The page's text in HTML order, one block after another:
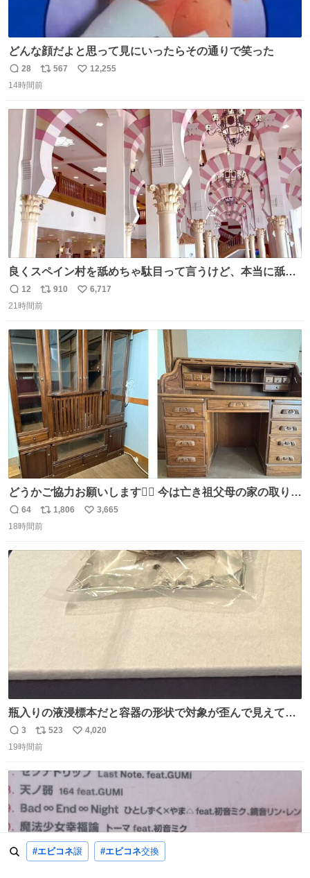
#エビコネ譲 #エビコネ交換
どんな顔だよと思って見にいったらその通りで笑った
返
信
28
リ
ポ
ト
数
567
い
12,255
14時間前
良くスペイン村を舐めちゃ駄目って言うけど、本当に舐め
ちゃ行けないのはスペィン村ホテル🏛🏨 だってロビーから
中庭抜けるだけでこの有様🤩 ディズニーホテル泊まってる
ニャは益々素晴らしい場所になってる
返
信
12
リ
ポ
ト
数
910
い
数
6,717
21時間前
どうかご協力お願いします🙇‍♂️ 今は亡き祖父母の家の取り壊
しが決まり、どうしても処分して欲しくない食器棚と机の
引き取り手を探しております この2つは私の祖母が当初一
さで亡くなりましたが、この家具達をとても大切にしてお
りました 続く↓
返
信
64
リ
ポ
1,806
い
数
3,665
18時間前
瓶入りの液浸標本だと容器の形状で対象が歪んで見えてし
まうことから、なるべく歪みがない状態で観察しやすいよ
うにこのような形で保存していると前に科博の先生から教
返
信
3
リ
ポ
ト
数
523
い
数
4,020
19時間前